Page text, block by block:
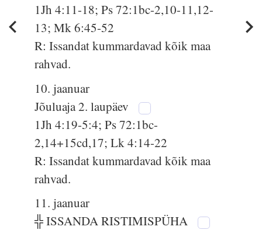
1Jh 4:11-18; Ps 72:1bc-2,10-11,12-
13; Mk 6:45-52
R: Issandat kummardavad kõik maa
rahvad.
10. jaanuar
Jõuluaja 2. laupäev
1Jh 4:19-5:4; Ps 72:1bc-
2,14+15cd,17; Lk 4:14-22
R: Issandat kummardavad kõik maa
rahvad.
11. jaanuar
╬ ISSANDA RISTIMISPÜHA